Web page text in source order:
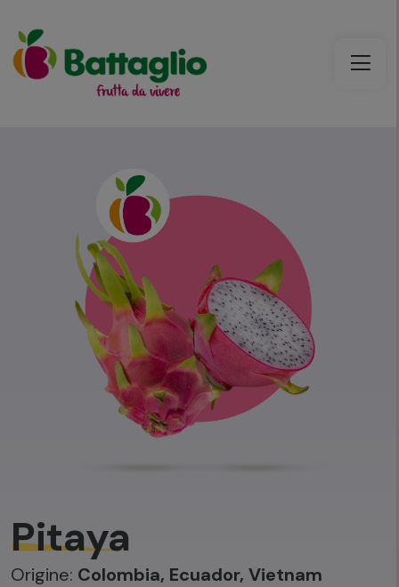
Pitaya
Origine: Colombia, Ecuador, Vietnam